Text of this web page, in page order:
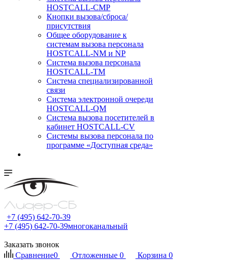
HOSTCALL-CMP
Кнопки вызова/сброса/
присутствия
Общее оборудование к
системам вызова персонала
HOSTCALL-NM и NP
Система вызова персонала
HOSTCALL-TM
Система специализированной
связи
Система электронной очереди
HOSTCALL-QM
Cистема вызова посетителей в
кабинет HOSTCALL-CV
Системы вызова персонала по
программе «Доступная среда»
+7 (495) 642-70-39
+7 (495) 642-70-39многоканальный
Заказать звонок
Сравнение0 Отложенные 0 Корзина 0